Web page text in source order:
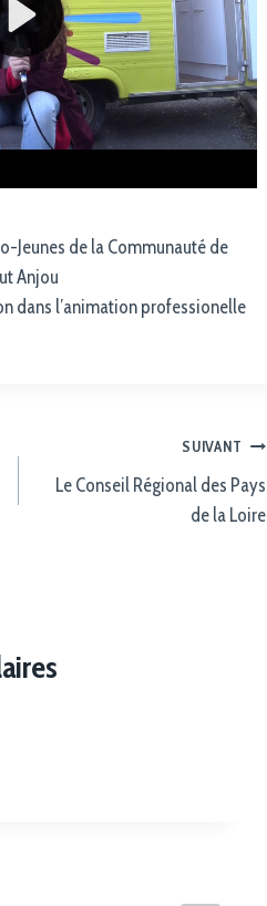
Jeunes de la Communauté de
Anjou
dans l’animation professionelle
SUIVANT
Le Conseil Régional des Pays
de la Loire